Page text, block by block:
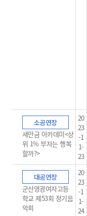
소공연장
새만금 아카데미<상
위 1% 부자는 행복
할까?>
20
23
-1
1-
23
대공연장
군산영광여자고등
학교 제53회 정기음
악회
20
23
-1
1-
24